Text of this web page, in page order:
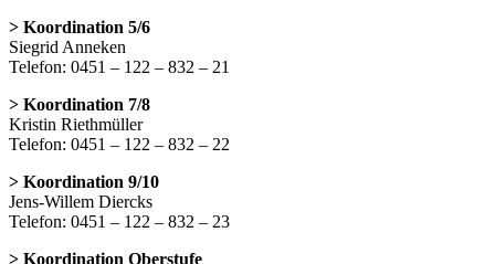
> Koordination 5/6
Siegrid Anneken
Telefon: 0451 – 122 – 832 – 21
> Koordination 7/8
Kristin Riethmüller
Telefon: 0451 – 122 – 832 – 22
> Koordination 9/10
Jens-Willem Diercks
Telefon: 0451 – 122 – 832 – 23
> Koordination Oberstufe